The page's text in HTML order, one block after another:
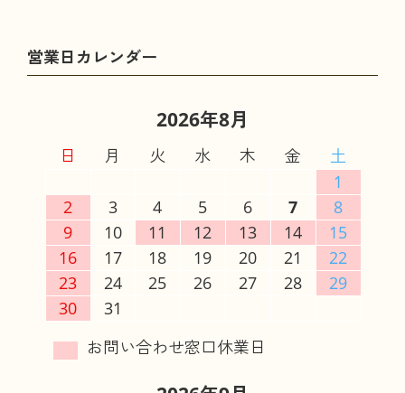
2026年8月
日 月 火 水 木 金
土
1
2
3 4 5 6 7
8
9
10 11 12 13 14
15
16
17 18 19 20 21
22
23
24 25 26 27 28
29
30
31